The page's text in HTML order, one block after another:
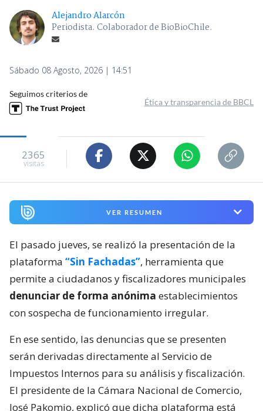
Alejandro Alarcón
Periodista. Colaborador de BioBioChile.
Sábado 08 Agosto, 2026 | 14:51
Seguimos criterios de
Ética y transparencia de BBCL
2365
visitas
VER RESUMEN
El pasado jueves, se realizó la presentación de la
plataforma “Sin Fachadas”, herramienta que
permite a ciudadanos y fiscalizadores municipales
denunciar de forma anónima establecimientos
con sospecha de funcionamiento irregular.
En ese sentido, las denuncias que se presenten
serán derivadas directamente al Servicio de
Impuestos Internos para su análisis y fiscalización.
El presidente de la Cámara Nacional de Comercio,
José Pakomio, explicó que dicha plataforma está